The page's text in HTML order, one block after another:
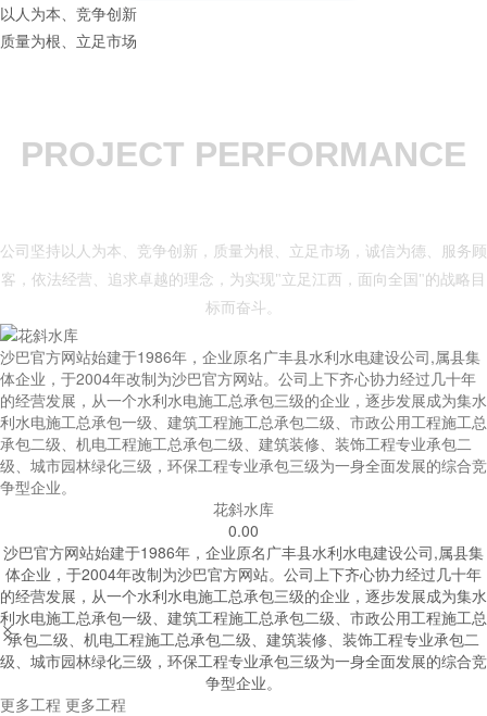
以人为本、竞争创新
质量为根、立足市场
PROJECT PERFORMANCE
公司坚持以人为本、竞争创新，质量为根、立足市场，诚信为德、服务顾
客，依法经营、追求卓越的理念，为实现"立足江西，面向全国"的战略目
标而奋斗。
沙巴官方网站始建于1986年，企业原名广丰县水利水电建设公司,属县集
体企业，于2004年改制为沙巴官方网站。公司上下齐心协力经过几十年
的经营发展，从一个水利水电施工总承包三级的企业，逐步发展成为集水
利水电施工总承包一级、建筑工程施工总承包二级、市政公用工程施工总
承包二级、机电工程施工总承包二级、建筑装修、装饰工程专业承包二
级、城市园林绿化三级，环保工程专业承包三级为一身全面发展的综合竞
争型企业。
花斜水库
0.00
沙巴官方网站始建于1986年，企业原名广丰县水利水电建设公司,属县集
体企业，于2004年改制为沙巴官方网站。公司上下齐心协力经过几十年
的经营发展，从一个水利水电施工总承包三级的企业，逐步发展成为集水
利水电施工总承包一级、建筑工程施工总承包二级、市政公用工程施工总
承包二级、机电工程施工总承包二级、建筑装修、装饰工程专业承包二
级、城市园林绿化三级，环保工程专业承包三级为一身全面发展的综合竞
争型企业。


更多工程 更多工程